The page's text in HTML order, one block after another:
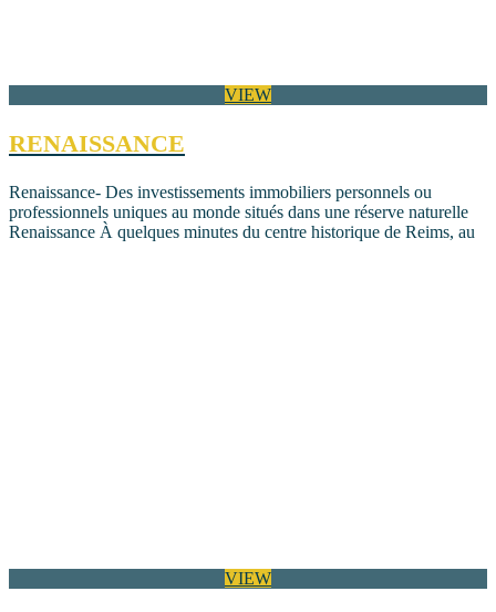
VIEW
RENAISSANCE
Renaissance- Des investissements immobiliers personnels ou
professionnels uniques au monde situés dans une réserve naturelle
Renaissance À quelques minutes du centre historique de Reims, au
VIEW